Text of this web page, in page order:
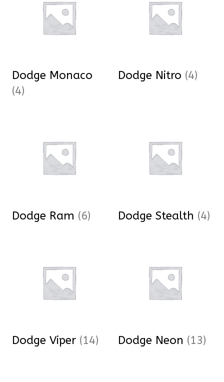
Dodge Monaco
(4)
Dodge Nitro (4)
Dodge Ram (6) Dodge Stealth (4)
Dodge Viper (14) Dodge Neon (13)